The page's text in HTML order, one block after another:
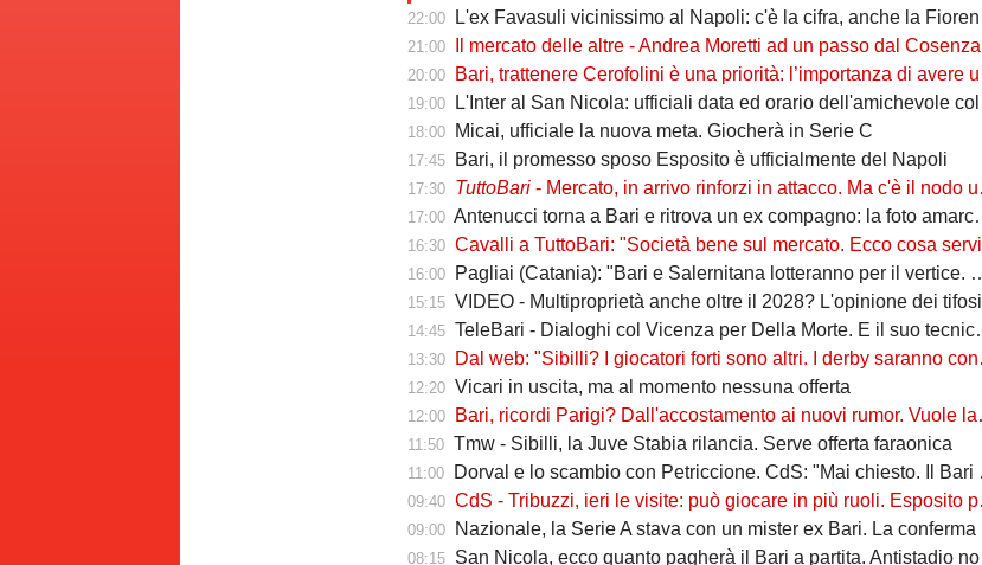
22:00 L'ex Favasuli vicinissimo al Napoli: c'è la cifra, anche la Fiorentina ci guadagna
21:00 Il mercato delle altre - Andrea Moretti ad un passo dal Cosenza. Haoudi va al Foggia. Mancuso nel mirino del Catania
20:00 Bari, trattenere Cerofolini è una priorità: l’importanza di avere un leader come lui in rosa
19:00 L'Inter al San Nicola: ufficiali data ed orario dell'amichevole col Betis
18:00 Micai, ufficiale la nuova meta. Giocherà in Serie C
17:45 Bari, il promesso sposo Esposito è ufficialmente del Napoli
17:30 TuttoBari - Mercato, in arrivo rinforzi in attacco. Ma c'è il nodo uscite
17:00 Antenucci torna a Bari e ritrova un ex compagno: la foto amarcord sui social
16:30 Cavalli a TuttoBari: "Società bene sul mercato. Ecco cosa servirà per vincere il campionato"
16:00 Pagliai (Catania): "Bari e Salernitana lotteranno per il vertice. Come noi"
15:15 VIDEO - Multiproprietà anche oltre il 2028? L'opinione dei tifosi...
14:45 TeleBari - Dialoghi col Vicenza per Della Morte. E il suo tecnico conferma: "È in uscita"
13:30 Dal web: "Sibilli? I giocatori forti sono altri. I derby saranno con le campane. Il San Nicola sia deserto!"
12:20 Vicari in uscita, ma al momento nessuna offerta
12:00 Bari, ricordi Parigi? Dall'accostamento ai nuovi rumor. Vuole lasciare Latina: tre i club interessati
11:50 Tmw - Sibilli, la Juve Stabia rilancia. Serve offerta faraonica
11:00 Dorval e lo scambio con Petriccione. CdS: "Mai chiesto. Il Bari vuole solo soldi"
09:40 CdS - Tribuzzi, ieri le visite: può giocare in più ruoli. Esposito piace (e pure tanto) a Rastelli
09:00 Nazionale, la Serie A stava con un mister ex Bari. La conferma di Cairo
08:15 San Nicola, ecco quanto pagherà il Bari a partita. Antistadio non utilizzabile. Campagna abbonamenti, nessuna novità